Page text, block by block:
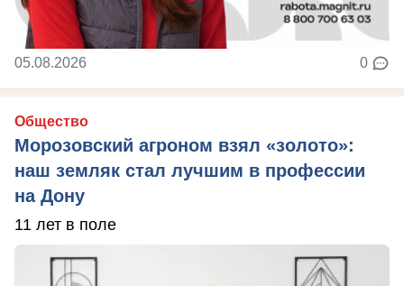
05.08.2026 0
Общество
Морозовский агроном взял «золото»:
наш земляк стал лучшим в профессии
на Дону
11 лет в поле